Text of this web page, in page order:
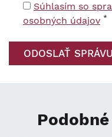
Súhlasím so
osobných údajov *